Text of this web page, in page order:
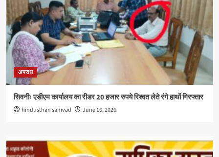
अपराध
सिवनीः एडीएम कार्यालय का रीडर 20 हजार रुपये रिश्वत लेते रंगे हाथों गिरफ्तार
hindusthan samvad June 16, 2026